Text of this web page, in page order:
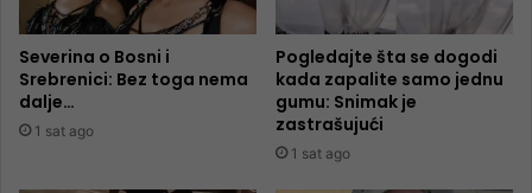
Severina o Bosni i
Srebrenici: Bez toga nema
dalje…
1 sat ago
Pogledajte šta se dogodi
kada zapalite samo jednu
gumu: Snimak je
zastrašujući
1 sat ago